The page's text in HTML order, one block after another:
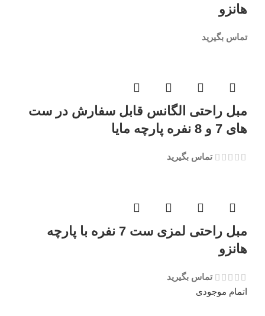
هانزو
تماس بگیرید
مبل راحتی الگانس قابل سفارش در ست
های 7 و 8 نفره پارچه مایا
تماس بگیرید
مبل راحتی لمزی ست 7 نفره با پارچه
هانزو
تماس بگیرید
اتمام موجودی